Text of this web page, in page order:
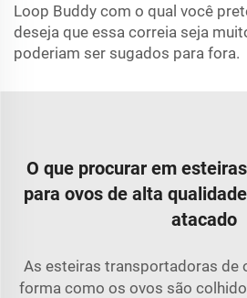
Loop Buddy com o qual você
deseja que essa correia seja
poderiam ser sugados para fora.
O que procurar em
para ovos de alta
atacado
As esteiras transportadoras de
forma como os ovos são